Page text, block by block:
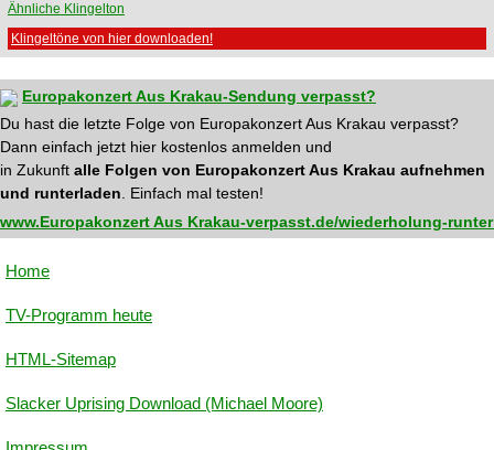
Ähnliche Klingelton
Klingeltöne von hier downloaden!
Europakonzert Aus Krakau-Sendung verpasst?
Du hast die letzte Folge von Europakonzert Aus Krakau verpasst?
Dann einfach jetzt hier kostenlos anmelden und
in Zukunft alle Folgen von Europakonzert Aus Krakau aufnehmen
und runterladen . Einfach mal testen!
www.Europakonzert Aus Krakau-verpasst.de/wiederholung-
Home
TV-Programm heute
HTML-Sitemap
Slacker Uprising Download (Michael Moore)